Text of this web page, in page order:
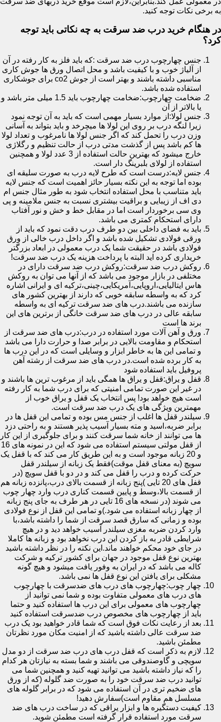
به برخی نکات توجه کنید.
در هنگام خرید درب ضد سرقت به چه نکاتی باید توجه
کرد؟
جنس چهارچوب درب ضد سرقت :که باید فلز به کار رفته در آن
از آلیاژ خوب و با کیفیت باشد و محل اتصال ورق ها جوش کاری
مناسبی داشته باشند و بهتر است از جوش co2 برای جوشکاری
استفاده شده باشد.
ضخامت چهارچوب:ضخامت چهارچوب باید 1.5 میلی متر باشد و
یا بالاتر از آن
جنس لولا:از موارد بسیار مهمی است که باید به آن توجه نمود
زیرا لنگه درب بر روی این لولا ها میچرخد و باید بتواند به آسانی
وزن درب را تحمل کند که اگر جنس لولا ها نامرغوب و تعداد لولا
ها کم باشد پس از گذشت مدتی درب از حالت تنظیم و رگلاژی
خارج میشود که بهترین حالت استفاده از 3 عدد لولا و همچنین
استفاده از لولای بلبرینگ دار است.
جنس لایه:درست است که طرح لایه درب به صورت سلیقه ای
بوده اما توجه به این نکته بسیار حائز اهمیت است که جنس لایه
باید متناسب با محل استفاده انتخاب شود به طور مثال جنس ام
دی اف از زیبایی و براقیت بیشتری نسبت به جنس ملامینه و پی
وی سی برخوردار است اما در مقابل خط و خش و نور آفتاب
دارای استحکام کمتری می باشد.
باید به فضای داخلی بین دو طرف درب دقت نمود که باید از
ورقی فولادی تشکیل شده باشد و اگر داخل درب خالی از ورق
فولادی باشد در حقیقت شما یک درب معمولی در ابعاد بزرگتر
خریداری کرده اید البته با پرداخت هزینه یک درب ضد سرقت!
روکش درب ضد سرقت:روکش درب ضد سرقت دارای در
مختلفی در بازار موجود می باشد که از آنها می توان به روکش
هاس ایتالیایی،اروپایی،آمریکایی،چینی،ترکیه ای و ایرانی اشاره
کرد که به واسطه سابقه خوبی که دارند از بهترین کشور های
سازنده می باشند.درب های ضد سرقت ترکیه ای به واسطه
سابقه عالی در درب های ضد سرقت خانگی از برترین های این
برند ها است
ورق و آهن آلات مورد استفاده در درب:درب های ضد سرقت از
استحکام و مقاومت بالایی در برابر صدا و حرارت دارا می باشد
و تمامی این ها به خاطر ابزار و وسایلی است که در این درب ها
به کار برده شده است.در درب های ضد سرقت از رشته آهن
پروفیل باید استفاده شود
قفل و یراق:قفل و یراق ها همگی باید از مرغوب ترین ها باشند و
در غیر این صورت تمامی امنیتی که برای درب شما به کار رفته
است هیچ خواهد بود! پس انتخاب یک قفل و یراق خوب از
مهمترین ویژگی های یک درب ضد سرقت است.
سیلندر قفل ها اغلب از جنس مس بوده و تمامی این قفل ها در
برابر ضربه،اسید و مته بسیار آسیب پذیر هستند و به راحتی دزد
ها می توانند از خانه شما سرقت کنند و برای جلوگیری از این کار
از قفل مولتی سیستم استفاده می شود که این در نمونه های 16
و 20 زبانه موجود است و به این طریق کار می کند که با قفل یک
سویچ (به معنای قفل موقت)فقط یک زبانه از سیلندر قفل
حرکت کرده و درب را قفل می کند و در دو با قفل سویچ (در
قفل های 20 تایی )پنج زبانه از قسمت بالای درب،پانزده زبانه هم
از قسمت بالا،وسط و پایین قسمت کناری درب وارد چهار چوب
می شوند (در نسخه های 16 تایی در هر طرف به جای پنج زبانه
از چهار زبانه استفاده می شود.)و تمامی این قفل از نوع فولادی
بوده و زمانی که سارق قصد سرقت از شما را داشته باشد،با
وارد کردن ضربه مغزی سیلندر آسیب خواهد دید و در هیچ
شرایطی قادر به باز کردن این درب نخواهد بود و زبانه ها کاملا
در جای خود محکم خواهند ماند.این نکته را در نظر داشته باشید
بهترین نوع قفل موجود در جهان برای کشور ترکیه و شرکت
کاله می باشد که در ایران به وفور یافت میشود و هیچ گونه
مشکلی برای یافتن این نوع قفل ها نمی باشد.
چهار چوب:چهارچوب های درب های ضدسرقت با چهارچوب
های درب های معمولی متفاوت بوده و شما نمی توانید از
چهارچوب های معمولی برای این درب ها استفاده کنید و حتما
باید از چهارچوب های مخصوص درب ضدسرقت استفاده کنید
بعد از رعایت نکات فوق است که شما قادر خواهید بود یک درب
ضد سرقت عالی داشته باشید که از امنیت مکان مورد نظرتان
مطمئن باشید.
لازم به ذکر است که قفل درب های درب ضد سرقت از دو مدل
سویچی و گاوصندوقی می باشند و شما بسته به نیازتان هر کدام
را که نیاز داشته باشید می توانید تهیه کنید و همچنین شما می
توانید درب ضد سرقت خود را به صورت ضد گلوله (که از ورق
های ضخیم تری در آن استفاده می شود که در برابر گلوله های
مسلسل هم مقاوم است)سفارش دهید!
کیفیت دستگیره ها و ابزار یراقی که در ساخت درب های ضد
سرقت مورد استفاده قرار گرفته است مطمئن شوید.